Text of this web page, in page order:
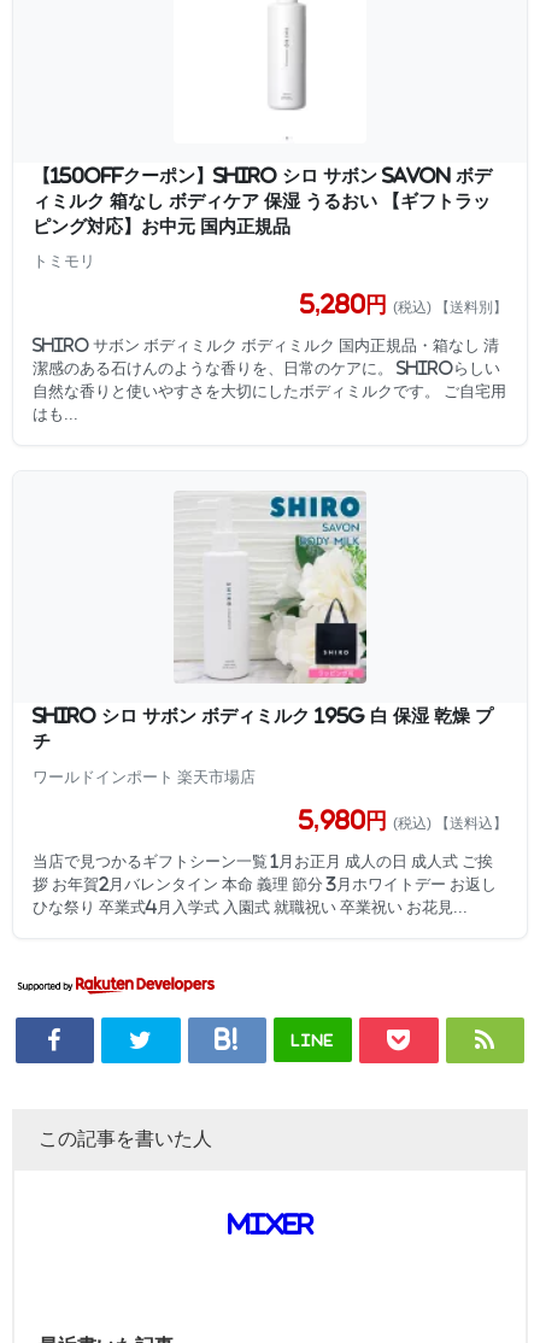
【150offクーポン】SHIRO シロ サボン SAVON ボデ
ィミルク 箱なし ボディケア 保湿 うるおい 【ギフトラッ
ピング対応】お中元 国内正規品
トミモリ
5,280円 (税込) 【送料別】
SHIRO サボン ボディミルク ボディミルク 国内正規品・箱なし 清
潔感のある石けんのような香りを、日常のケアに。 SHIROらしい
自然な香りと使いやすさを大切にしたボディミルクです。 ご自宅用
はも...
shiro シロ サボン ボディミルク 195g 白 保湿 乾燥 プ
チ
ワールドインポート 楽天市場店
5,980円 (税込) 【送料込】
当店で見つかるギフトシーン一覧 1月お正月 成人の日 成人式 ご挨
拶 お年賀2月バレンタイン 本命 義理 節分 3月ホワイトデー お返し
ひな祭り 卒業式4月入学式 入園式 就職祝い 卒業祝い お花見...
LINE
この記事を書いた人
mixer